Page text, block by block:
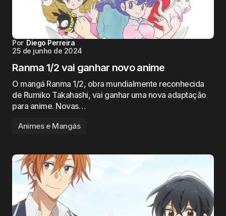
Por Diego Perreira
25 de junho de 2024
Ranma 1/2 vai ganhar novo anime
O mangá Ranma 1/2, obra mundialmente reconhecida
de Rumiko Takahashi, vai ganhar uma nova adaptação
para anime. Novas…
Animes e Mangás